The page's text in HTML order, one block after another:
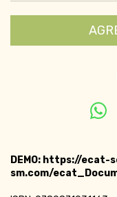
DEMO: https://ecat-
sm.com/